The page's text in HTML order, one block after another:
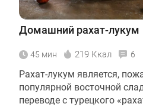
Домашний рахат-лукум
45 мин 219 Ккал 6
Рахат-лукум является,
популярной восточной
переводе с турецкого